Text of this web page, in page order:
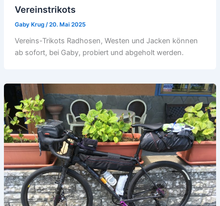
Vereinstrikots
Gaby Krug /20. Mai 2025
Vereins-Trikots Radhosen, Westen und Jacken können
ab sofort, bei Gaby, probiert und abgeholt werden.